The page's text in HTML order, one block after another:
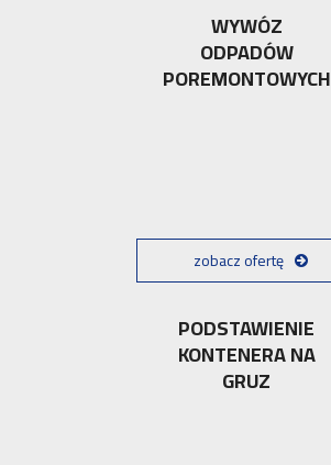
WYWÓZ
ODPADÓW
POREMONTOWYCH
zobacz ofertę
PODSTAWIENIE
KONTENERA NA
GRUZ